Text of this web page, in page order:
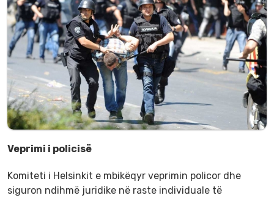
Veprimi i policisë
Komiteti i Helsinkit e mbikëqyr veprimin policor dhe
siguron ndihmë juridike në raste individuale të